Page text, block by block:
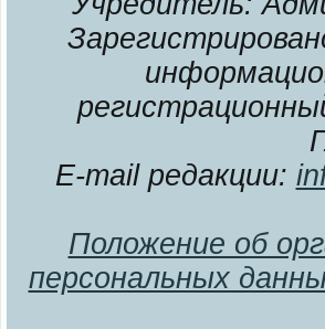
E-mail редакции:
Положение об
персональных